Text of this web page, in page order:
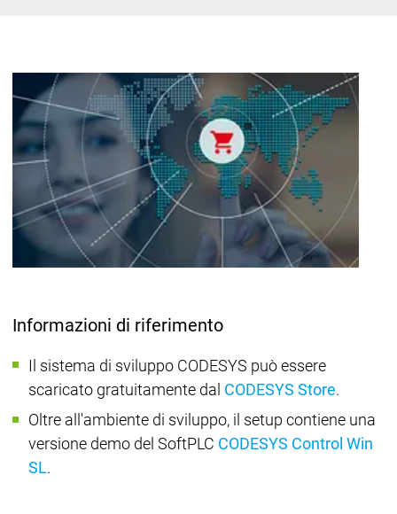
Informazioni di riferimento
Il sistema di sviluppo CODESYS può essere
scaricato gratuitamente dal CODESYS Store.
Oltre all'ambiente di sviluppo, il setup contiene una
versione demo del SoftPLC CODESYS Control Win
SL.